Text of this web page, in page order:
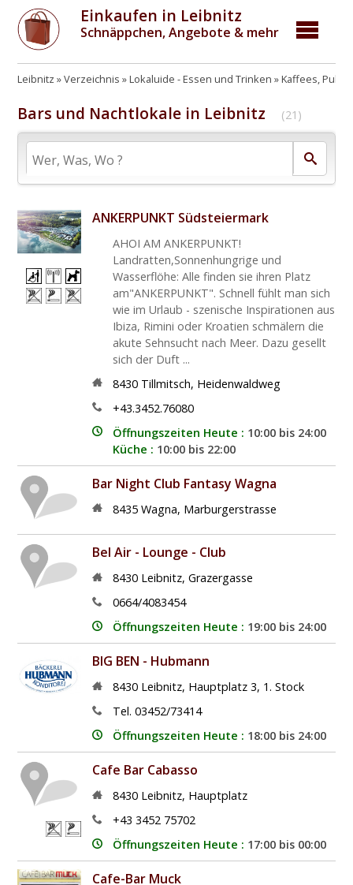
Einkaufen in Leibnitz
Schnäppchen, Angebote & mehr
Leibnitz Verzeichnis Lokaluide - Essen und Trinken Kaffees,
Bars und Nachtlokale in Leibnitz (21)
ANKERPUNKT Südsteiermark
AHOI AM ANKERPUNKT!
Landratten,Sonnenhungrige und
Wasserflöhe: Alle finden sie ihren Platz
am"ANKERPUNKT". Schnell fühlt man sich
wie im Urlaub - szenische Inspirationen aus
Ibiza, Rimini oder Kroatien schmälern die
akute Sehnsucht nach Meer. Dazu gesellt
sich der Duft ...
8430 Tillmitsch, Heidenwaldweg
+43.3452.76080
Öffnungszeiten Heute : 10:00 bis 24:00
Küche : 10:00 bis 22:00
Bar Night Club Fantasy Wagna
8435 Wagna, Marburgerstrasse
Bel Air - Lounge - Club
8430 Leibnitz, Grazergasse
0664/4083454
Öffnungszeiten Heute : 19:00 bis 24:00
BIG BEN - Hubmann
8430 Leibnitz, Hauptplatz 3, 1. Stock
Tel. 03452/73414
Öffnungszeiten Heute : 18:00 bis 24:00
Cafe Bar Cabasso
8430 Leibnitz, Hauptplatz
+43 3452 75702
Öffnungszeiten Heute : 17:00 bis 00:00
Cafe-Bar Muck